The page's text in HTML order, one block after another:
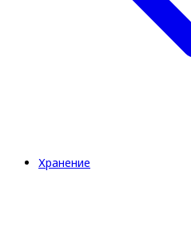
Хранение